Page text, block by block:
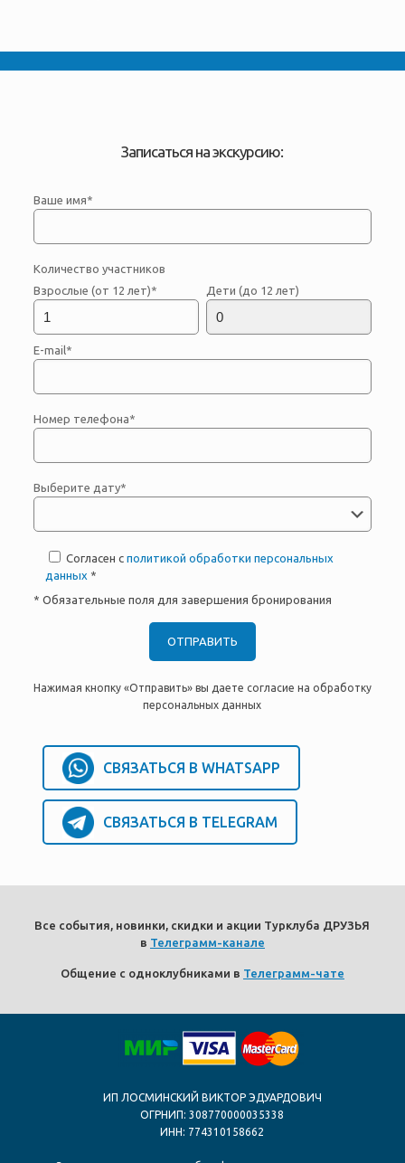
Записаться на экскурсию:
Ваше имя*
Количество участников
Взрослые (от 12 лет)*
Дети (до 12 лет)
E-mail*
Номер телефона*
Выберите дату*
Согласен с политикой обработки персональных
данных *
* Обязательные поля для завершения бронирования
Нажимая кнопку «Отправить» вы даете согласие на обработку
персональных данных
СВЯЗАТЬСЯ В WHATSAPP
СВЯЗАТЬСЯ В TELEGRAM
Все события, новинки, скидки и акции Турклуба ДРУЗЬЯ
в Телеграмм-канале
Общение с одноклубниками в Телеграмм-чате
ИП ЛОСМИНСКИЙ ВИКТОР ЭДУАРДОВИЧ
ОГРНИП: 308770000035338
ИНН: 774310158662